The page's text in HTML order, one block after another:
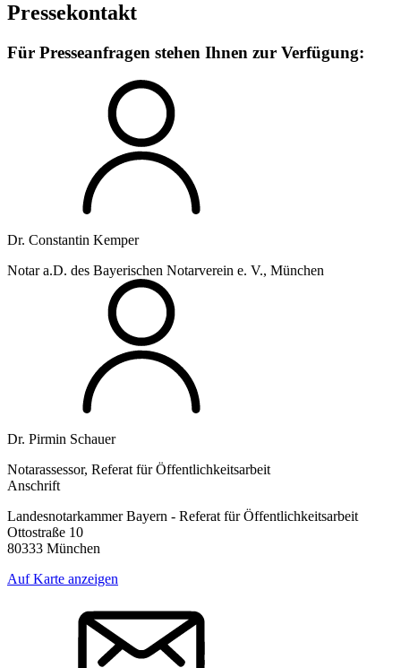
Pressekontakt
Für Presseanfragen stehen Ihnen zur Verfügung:
Dr. Constantin Kemper
Notar a.D. des Bayerischen Notarverein e. V., München
Dr. Pirmin Schauer
Notarassessor, Referat für Öffentlichkeitsarbeit
Anschrift
Landesnotarkammer Bayern - Referat für Öffentlichkeitsarbeit
Ottostraße 10
80333 München
Auf Karte anzeigen